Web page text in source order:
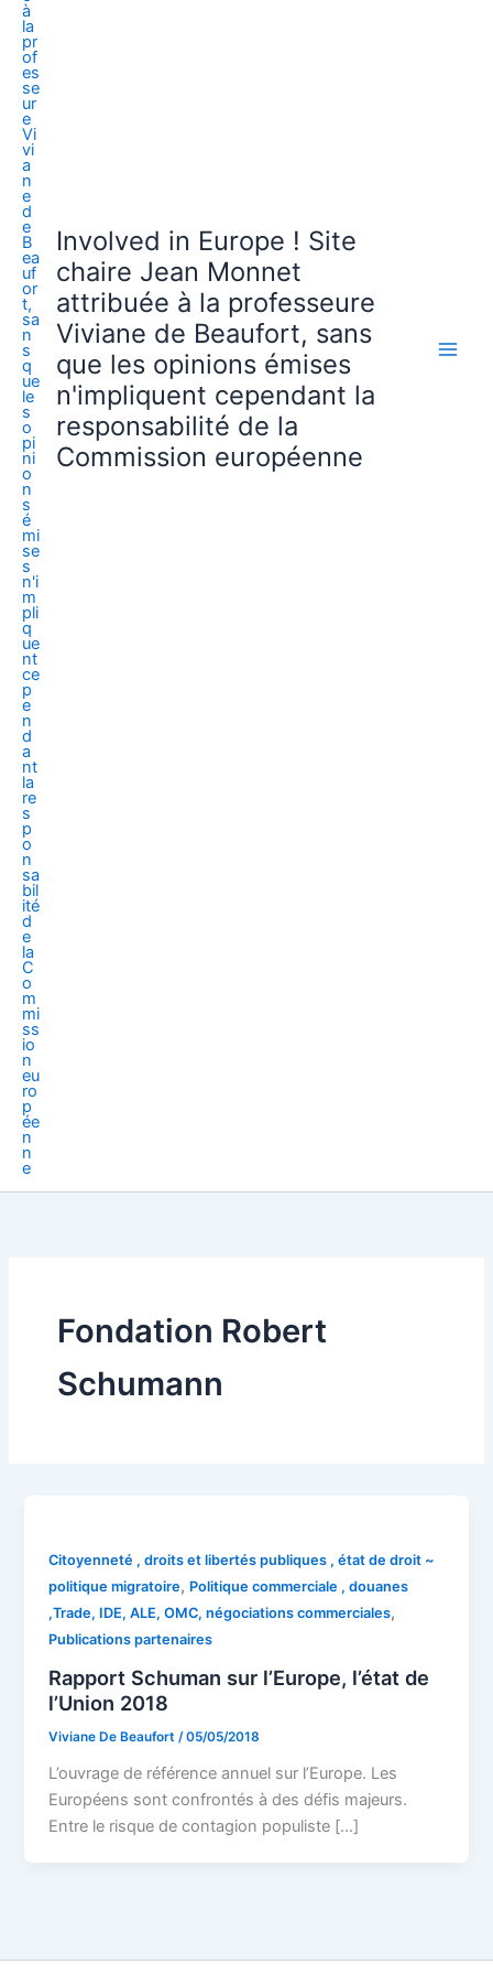
Involved in Europe ! Site
chaire Jean Monnet
attribuée à la professeure
Viviane de Beaufort, sans
que les opinions émises
n'impliquent cependant la
responsabilité de la
Commission européenne
Fondation Robert
Schumann
Citoyenneté , droits et libertés publiques , état de droit ~
politique migratoire, Politique commerciale , douanes
,Trade, IDE, ALE, OMC, négociations commerciales,
Publications partenaires
Rapport Schuman sur l’Europe, l’état de
l’Union 2018
Viviane De Beaufort /05/05/2018
L’ouvrage de référence annuel sur l’Europe. Les
Européens sont confrontés à des défis majeurs.
Entre le risque de contagion populiste […]